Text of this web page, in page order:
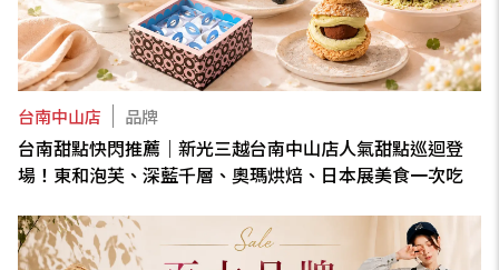
台南中山店 品牌
台南甜點快閃推薦｜新光三越台南中山店人氣甜點巡迴登
場！東和泡芙、深藍千層、奧瑪烘焙、日本展美食一次吃